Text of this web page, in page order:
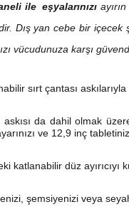
ile eşyalarınızı
Dış yan cebe bir
vücudunuza karşı
sırt çantası
askısı da dahil olmak
ve 12,9 inç
katlanabilir düz
şemsiyenizi veya